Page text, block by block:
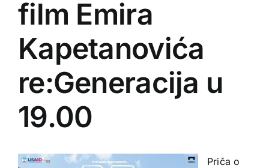
film Emira
Kapetanovića
re:Generacija u
19.00
Priča o